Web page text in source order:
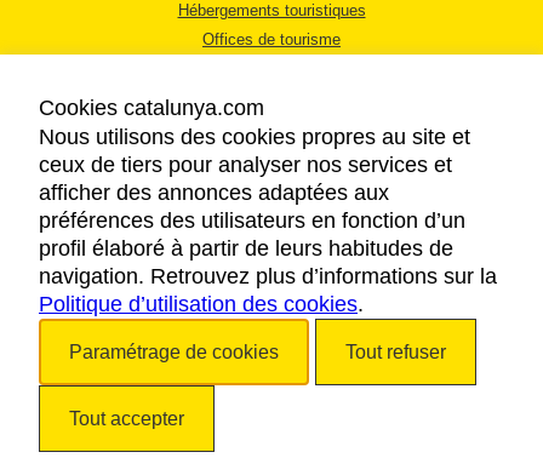
Hébergements touristiques
Offices de tourisme
MENTIONS LÉGALES
RÈGLES DE CONFIDENTIALITÉ
COOKIES
ACCESSIBILITÉ
Cookies catalunya.com
Nous utilisons des cookies propres au site et
ceux de tiers pour analyser nos services et
afficher des annonces adaptées aux
préférences des utilisateurs en fonction d’un
profil élaboré à partir de leurs habitudes de
navigation. Retrouvez plus d’informations sur la
Politique d’utilisation des cookies.
Paramétrage de cookies Tout refuser
Tout accepter